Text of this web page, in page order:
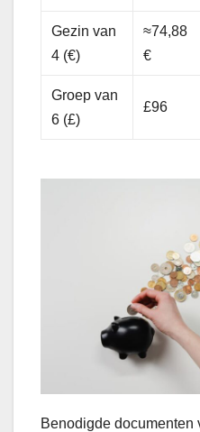
Gezin van
4 (€)
≈74,88
€
Groep van
6 (£)
£96
Benodigde documenten